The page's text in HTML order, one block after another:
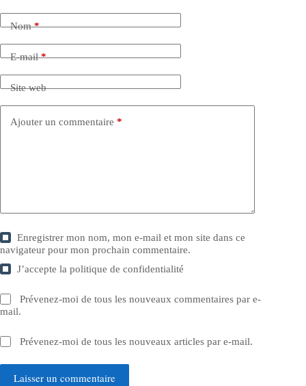
Nom*
E-mail*
Site web
Ajouter un commentaire *
Enregistrer mon nom, mon e-mail et mon site dans ce
navigateur pour mon prochain commentaire.
J’accepte lapolitique de confidentialité
Prévenez-moi de tous les nouveaux commentaires par e-
mail.
Prévenez-moi de tous les nouveaux articles par e-mail.
Laisser un commentaire